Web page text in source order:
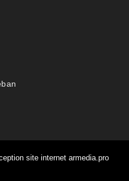
site internet armedia.pro